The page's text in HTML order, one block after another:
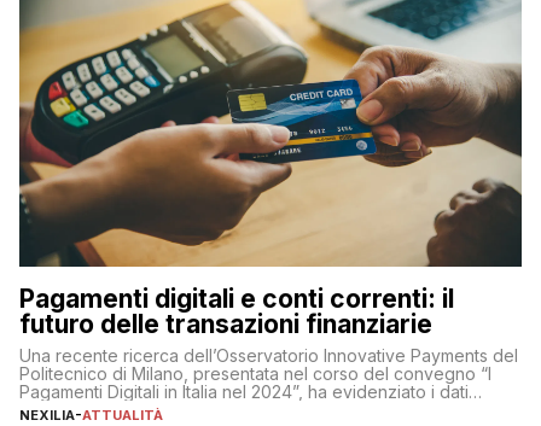
Pagamenti digitali e conti correnti: il
futuro delle transazioni finanziarie
Una recente ricerca dell’Osservatorio Innovative Payments del
Politecnico di Milano, presentata nel corso del convegno “I
Pagamenti Digitali in Italia nel 2024”, ha evidenziato i dati
definitivi del primo semestre 2024 relativamente alle
NEXILIA-ATTUALITÀ